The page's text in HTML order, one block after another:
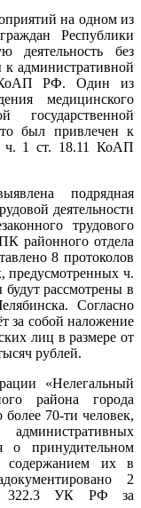
на одном из
Республики
деятельность без
административной
КоАП РФ. Один из
медицинского
государственной
был привлечен к
ч. 1 ст. 18.11 КоАП
подрядная
деятельности
трудового
районного отдела
8 протоколов
предусмотренных ч.
рассмотрены в
Согласно
за собой наложение
лиц в размере от
рублей.
«Нелегальный
района города
70-ти человек,
о принудительном
содержанием их в
2
322.3 УК РФ за